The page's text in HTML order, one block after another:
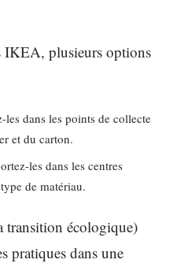
IKEA, plusieurs options
les dans les points de collecte
et du carton.
les dans les centres
de matériau.
transition écologique)
pratiques dans une